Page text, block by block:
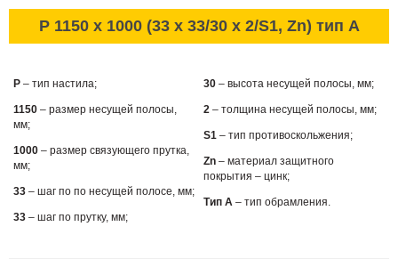
P 1150 x 1000 (33 x 33/30 x 2/S1, Zn) тип А
P – тип настила;
1150 – размер несущей полосы,
мм;
1000 – размер связующего прутка,
мм;
33 – шаг по по несущей полосе, мм;
33 – шаг по прутку, мм;
30 – высота несущей полосы, мм;
2 – толщина несущей полосы, мм;
S1 – тип противоскольжения;
Zn – материал защитного
покрытия – цинк;
Тип А – тип обрамления.